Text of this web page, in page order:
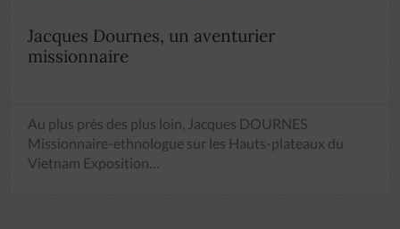
Jacques Dournes, un aventurier
missionnaire
Au plus près des plus loin, Jacques DOURNES
Missionnaire-ethnologue sur les Hauts-plateaux du
Vietnam Exposition…